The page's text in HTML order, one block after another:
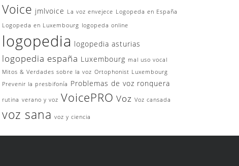
Voice jmlvoice La voz envejece Logopeda en España
Logopeda en Luxembourg logopeda online
logopedia logopedia asturias
logopedia españa Luxembourg mal uso vocal
Mitos & Verdades sobre la voz Ortophonist Luxembourg
Prevenir la presbifonía Problemas de voz ronquera
rutina verano y voz VoicePRO Voz Voz cansada
voz sana voz y ciencia